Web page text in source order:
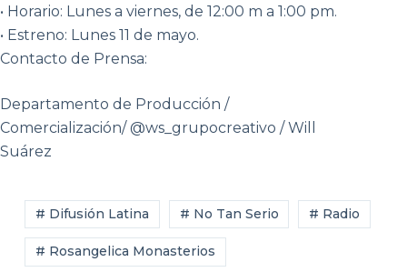
• Horario: Lunes a viernes, de 12:00 m a 1:00 pm.
• Estreno: Lunes 11 de mayo.
Contacto de Prensa:
Departamento de Producción /
Comercialización/ @ws_grupocreativo / Will
Suárez
# Difusión Latina # No Tan Serio # Radio
# Rosangelica Monasterios